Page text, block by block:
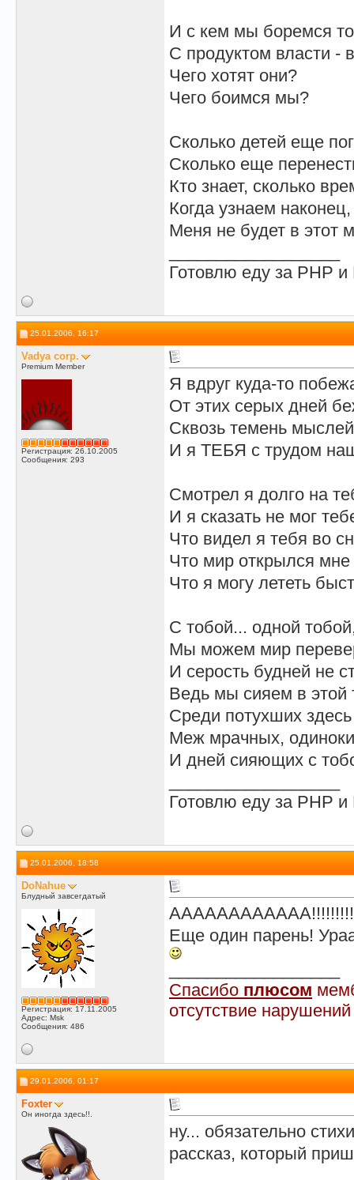
И с кем мы боремся
С продуктом власти -
Чего хотят они?
Чего боимся мы?
Сколько детей еще
Сколько еще
Кто знает, сколько
Когда узнаем
Меня не будет в этот
Готовлю еду за PHP и
25.01.2006, 16:17
Vadya corp.
Premium Member
Регистрация: 26.10.2005
Сообщения: 293
Я вдруг куда-то
От этих серых дней
Сквозь темень
И я ТЕБЯ с трудом
Смотрел я долго на
И я сказать не мог
Что видел я тебя во
Что мир открылся мне
Что я могу лететь
С тобой... одной
Мы можем мир
И серость будней не
Ведь мы сияем в этой
Среди потухших здесь
Меж мрачных,
И дней сияющих с
Готовлю еду за PHP и
25.01.2006, 18:58
DoNahue
Блудный завсегдатый
Регистрация: 17.11.2005
Адрес: Msk
Сообщения: 486
Еще один парень!
Спасибо плюсом
отсутствие
29.01.2006, 01:17
Foxter
Он иногда здесь!!.
ну... обязательно
рассказ, который